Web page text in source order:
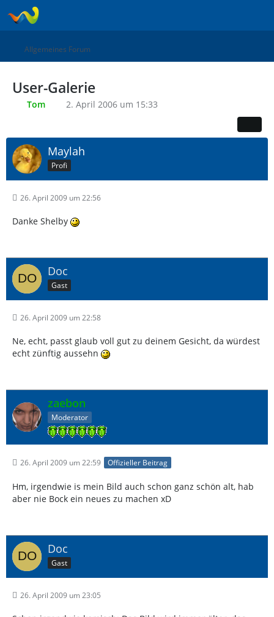
Allgemeines Forum
User-Galerie
Tom 2. April 2006 um 15:33
Maylah
Profi
26. April 2009 um 22:56
Danke Shelby
Doc
Gast
26. April 2009 um 22:58
Ne, echt, passt glaub voll gut zu deinem Gesicht, da würdest
echt zünftig aussehn
zaebon
Moderator
26. April 2009 um 22:59 Offizieller Beitrag
Hm, irgendwie is mein Bild auch schon ganz schön alt, hab
aber nie Bock ein neues zu machen xD
Doc
Gast
26. April 2009 um 23:05